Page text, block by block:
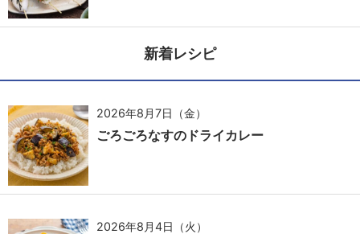
新着レシピ
2026年8月7日（金）
ごろごろなすのドライカレー
2026年8月4日（火）